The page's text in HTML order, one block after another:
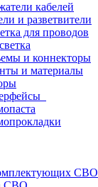
кабелей
и разветвители
для проводов
и коннекторы
и материалы
СВО